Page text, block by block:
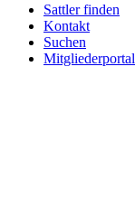
Sattler finden
Kontakt
Suchen
Mitgliederportal